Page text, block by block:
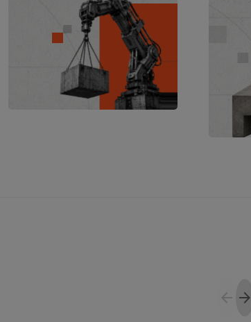
arrow_back arrow_forward